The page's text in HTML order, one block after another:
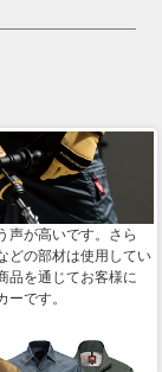
声が高いです。さら
どの部材は使用してい
品を通じてお客様に
です。